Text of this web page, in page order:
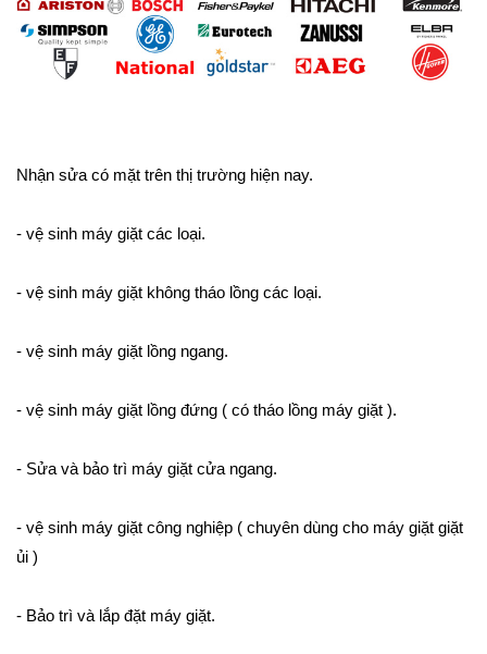
Nhận sửa có mặt trên thị trường hiện nay.
- vệ sinh máy giặt các loại.
- vệ sinh máy giặt không tháo lồng các loại.
- vệ sinh máy giặt lồng ngang.
- vệ sinh máy giặt lồng đứng ( có tháo lồng máy giặt ).
- Sửa và bảo trì máy giặt cửa ngang.
- vệ sinh máy giặt công nghiệp ( chuyên dùng cho máy giặt giặt
ủi )
- Bảo trì và lắp đặt máy giặt.